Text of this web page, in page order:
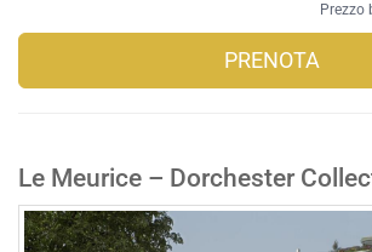
Prezzo
PRENOTA
Le Meurice – Dorchester